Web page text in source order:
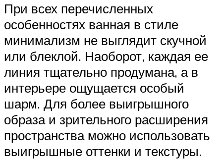
При всех перечисленных
особенностях ванная в стиле
минимализм не выглядит скучной
или блеклой. Наоборот, каждая ее
линия тщательно продумана, а в
интерьере ощущается особый
шарм. Для более выигрышного
образа и зрительного расширения
пространства можно использовать
выигрышные оттенки и текстуры.